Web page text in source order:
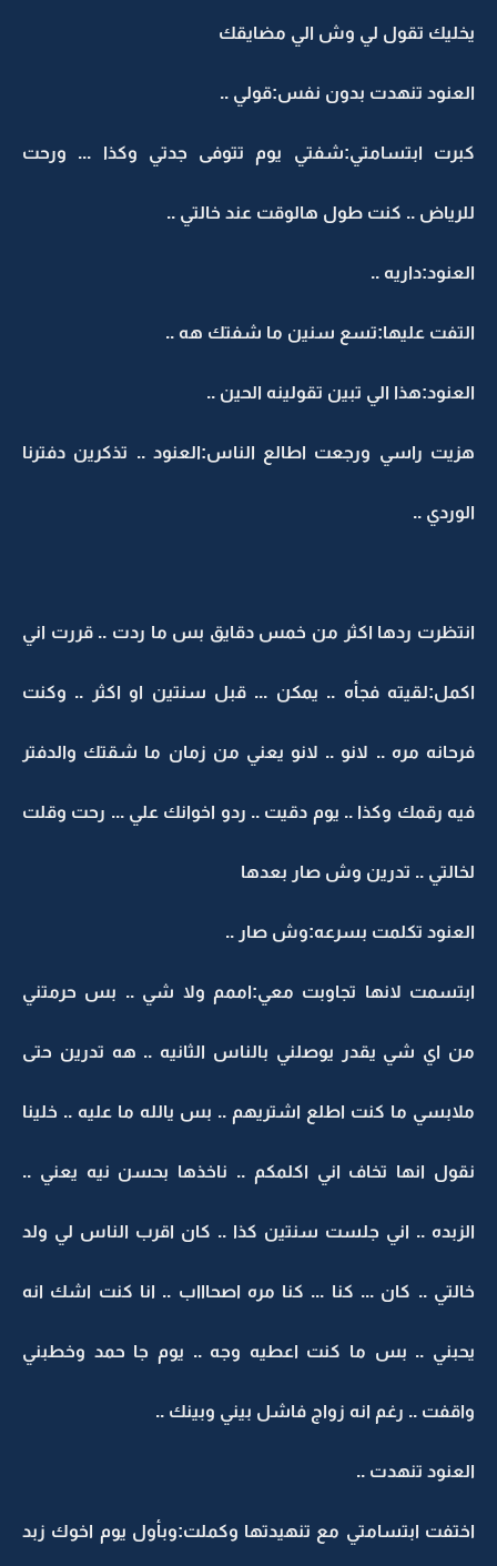
يخليك تقول لي وش الي مضايقك
العنود تنهدت بدون نفس:قولي ..
كبرت ابتسامتي:شفتي يوم تتوفى جدتي وكذا ... ورحت
للرياض .. كنت طول هالوقت عند خالتي ..
العنود:داريه ..
التفت عليها:تسع سنين ما شفتك هه ..
العنود:هذا الي تبين تقولينه الحين ..
هزيت راسي ورجعت اطالع الناس:العنود .. تذكرين دفترنا
الوردي ..
انتظرت ردها اكثر من خمس دقايق بس ما ردت .. قررت اني
اكمل:لقيته فجأه .. يمكن ... قبل سنتين او اكثر .. وكنت
فرحانه مره .. لانو .. لانو يعني من زمان ما شقتك والدفتر
فيه رقمك وكذا .. يوم دقيت .. ردو اخوانك علي ... رحت وقلت
لخالتي .. تدرين وش صار بعدها
العنود تكلمت بسرعه:وش صار ..
ابتسمت لانها تجاوبت معي:اممم ولا شي .. بس حرمتني
من اي شي يقدر يوصلني بالناس الثانيه .. هه تدرين حتى
ملابسي ما كنت اطلع اشتريهم .. بس يالله ما عليه .. خلينا
نقول انها تخاف اني اكلمكم .. ناخذها بحسن نيه يعني ..
الزبده .. اني جلست سنتين كذا .. كان اقرب الناس لي ولد
خالتي .. كان ... كنا ... كنا مره اصحاااب .. انا كنت اشك انه
يحبني .. بس ما كنت اعطيه وجه .. يوم جا حمد وخطبني
واقفت .. رغم انه زواج فاشل بيني وبينك ..
العنود تنهدت ..
اختفت ابتسامتي مع تنهيدتها وكملت:وبأول يوم اخوك زبد